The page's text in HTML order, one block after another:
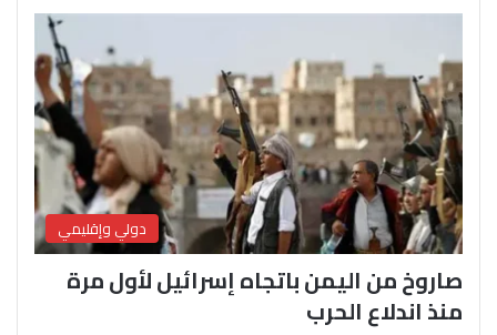
دولي وإقليمي
صاروخ من اليمن باتجاه إسرائيل لأول مرة
منذ اندلاع الحرب